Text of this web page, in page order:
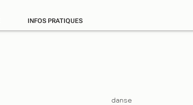
INFOS PRATIQUES
danse